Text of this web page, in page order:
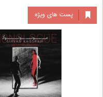
پست های ویژه